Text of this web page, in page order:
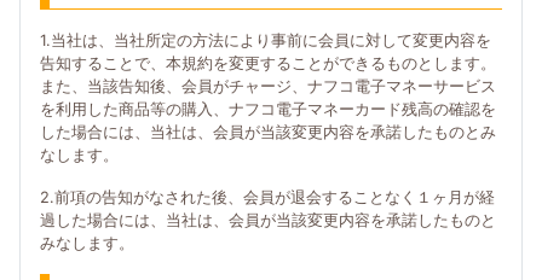
1.当社は、当社所定の方法により事前に会員に対して変更内容を
告知することで、本規約を変更することができるものとします。
また、当該告知後、会員がチャージ、ナフコ電子マネーサービス
を利用した商品等の購入、ナフコ電子マネーカード残高の確認を
した場合には、当社は、会員が当該変更内容を承諾したものとみ
なします。
2.前項の告知がなされた後、会員が退会することなく１ヶ月が経
過した場合には、当社は、会員が当該変更内容を承諾したものと
みなします。